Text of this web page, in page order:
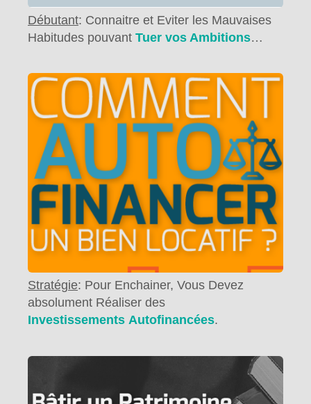
Débutant: Connaitre et Eviter les Mauvaises
Habitudes pouvant Tuer vos Ambitions…
Stratégie: Pour Enchainer, Vous Devez
absolument Réaliser des
Investissements Autofinancées.